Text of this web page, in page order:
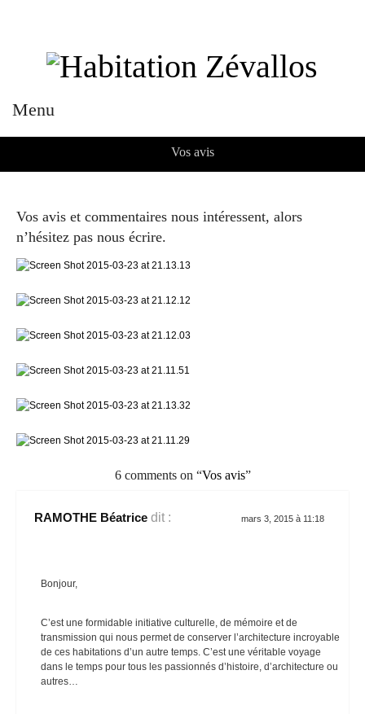
Menu
Vos avis
Vos avis et commentaires nous intéressent, alors
n’hésitez pas nous écrire.
6 comments on “Vos avis”
RAMOTHE Béatrice dit : mars 3, 2015 à 11:18
Bonjour,
C’est une formidable initiative culturelle, de mémoire et de
transmission qui nous permet de conserver l’architecture incroyable
de ces habitations d’un autre temps. C’est une véritable voyage
dans le temps pour tous les passionnés d’histoire, d’architecture ou
autres…